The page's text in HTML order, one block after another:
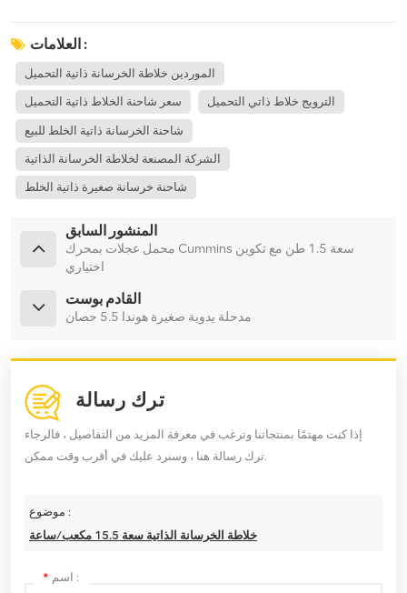
العلامات :
الموردين خلاطة الخرسانة ذاتية التحميل
سعر شاحنة الخلاط ذاتية التحميل الترويج خلاط ذاتي التحميل
شاحنة الخرسانة ذاتية الخلط للبيع
الشركة المصنعة لخلاطة الخرسانة الذاتية
شاحنة خرسانة صغيرة ذاتية الخلط
المنشور السابق
محمل عجلات بمحرك Cummins سعة 1.5 طن مع تكوين
اختياري
القادم بوست
مدحلة يدوية صغيرة هوندا 5.5 حصان
ترك رسالة
إذا كنت مهتمًا بمنتجاتنا وترغب في معرفة المزيد من التفاصيل ، فالرجاء
ترك رسالة هنا ، وسنرد عليك في أقرب وقت ممكن.
موضوع :
خلاطة الخرسانة الذاتية سعة 15.5 مكعب/ساعة
* اسم :